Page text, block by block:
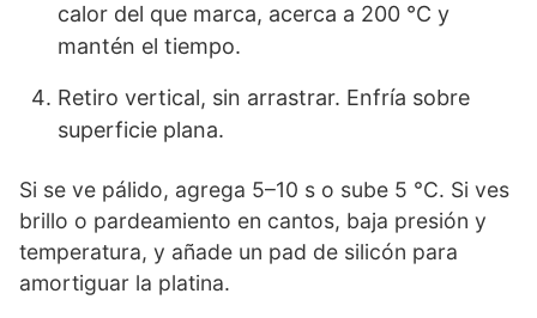
calor del que marca, acerca a 200 °C y
mantén el tiempo.
Retiro vertical, sin arrastrar. Enfría sobre
superficie plana.
Si se ve pálido, agrega 5–10 s o sube 5 °C. Si ves
brillo o pardeamiento en cantos, baja presión y
temperatura, y añade un pad de silicón para
amortiguar la platina.